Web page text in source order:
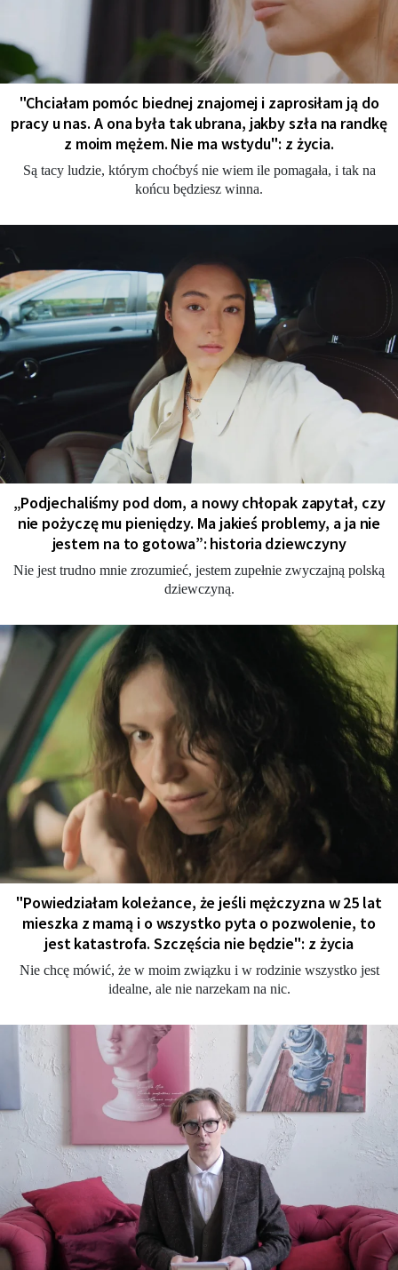
"Chciałam pomóc biednej znajomej i zaprosiłam ją do
pracy u nas. A ona była tak ubrana, jakby szła na randkę
z moim mężem. Nie ma wstydu": z życia.
Są tacy ludzie, którym choćbyś nie wiem ile pomagała, i tak na
końcu będziesz winna.
„Podjechaliśmy pod dom, a nowy chłopak zapytał, czy
nie pożyczę mu pieniędzy. Ma jakieś problemy, a ja nie
jestem na to gotowa”: historia dziewczyny
Nie jest trudno mnie zrozumieć, jestem zupełnie zwyczajną polską
dziewczyną.
"Powiedziałam koleżance, że jeśli mężczyzna w 25 lat
mieszka z mamą i o wszystko pyta o pozwolenie, to
jest katastrofa. Szczęścia nie będzie": z życia
Nie chcę mówić, że w moim związku i w rodzinie wszystko jest
idealne, ale nie narzekam na nic.